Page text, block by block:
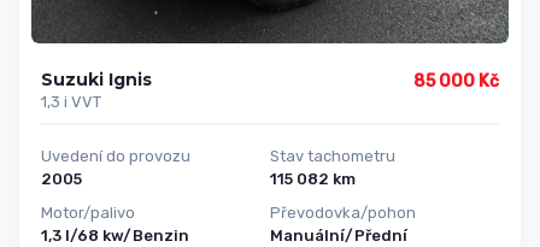
Suzuki Ignis
1,3 i VVT
85 000 Kč
Uvedení do provozu
2005
Motor/palivo
1,3 l/68 kw/Benzin
Stav tachometru
115 082 km
Převodovka/pohon
Manuální/Přední